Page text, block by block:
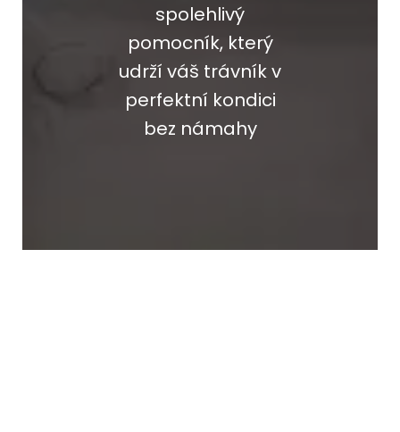
spolehlivý
pomocník, který
udrží váš trávník v
perfektní kondici
bez námahy